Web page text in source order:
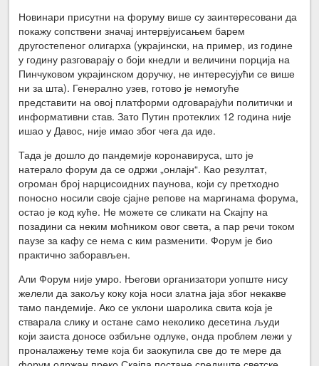
Новинари присутни на форуму више су заинтересовани да
покажу сопствени значај интервјуисањем барем
другостепеног олигарха (украјински, на пример, из године
у годину разговарају о боји кнедли и величини порција на
Пинчуковом украјинском доручку, не интересујући се више
ни за шта). Генерално узев, готово је немогуће
представити на овој платформи одговарајући политички и
информативни став. Зато Путин протеклих 12 година није
ишао у Давос, није имао због чега да иде.
Тада је дошло до пандемије коронавируса, што је
натерало форум да се одржи „онлајн“. Као резултат,
огроман број нарцисоидних паунова, који су претходно
поносно носили своје сјајне репове на маргинама форума,
остао је код куће. Не можете се сликати на Скајпу на
позадини са неким моћником овог света, а пар речи током
паузе за кафу се нема с ким разменити. Форум је био
практично заборављен.
Али Форум није умро. Његови организатори уопште нису
желели да закољу коку која носи златна јаја због некакве
тамо пандемије. Ако се уклони шаролика свита која је
стварала слику и остане само неколико десетина људи
који заиста доносе озбиљне одлуке, онда проблем лежи у
проналажењу теме која би заокупила све до те мере да